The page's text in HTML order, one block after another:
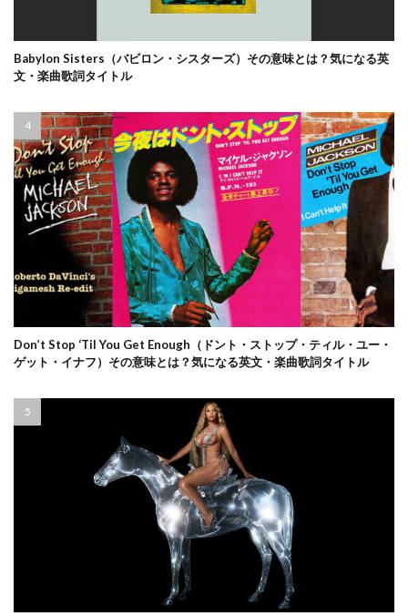
Babylon Sisters（バビロン・シスターズ）その意味とは？気になる英
文・楽曲歌詞タイトル
Don’t Stop ‘Til You Get Enough（ドント・ストップ・ティル・ユー・
ゲット・イナフ）その意味とは？気になる英文・楽曲歌詞タイトル